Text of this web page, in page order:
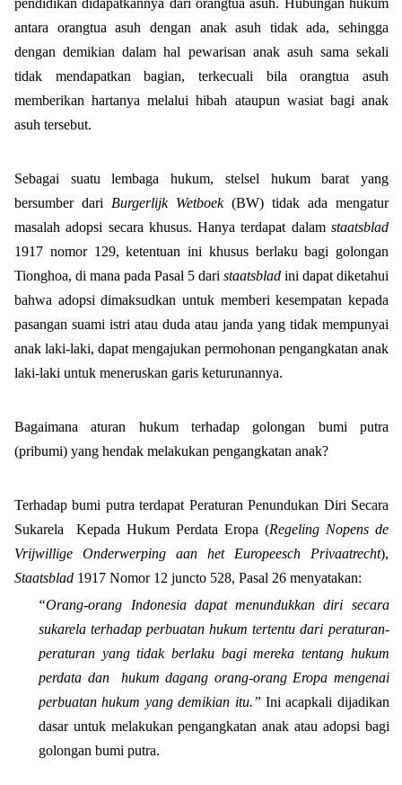
antara orangtua asuh dengan anak asuh tidak ada, sehingga
dengan demikian dalam hal pewarisan anak asuh sama sekali
tidak mendapatkan bagian, terkecuali bila orangtua asuh
memberikan hartanya melalui hibah ataupun wasiat bagi anak
asuh tersebut.
Sebagai suatu lembaga hukum, stelsel hukum barat yang
bersumber dari Burgerlijk Wetboek (BW) tidak ada mengatur
masalah adopsi secara khusus. Hanya terdapat dalam staatsblad
1917 nomor 129, ketentuan ini khusus berlaku bagi golongan
Tionghoa, di mana pada Pasal 5 dari staatsblad ini dapat diketahui
bahwa adopsi dimaksudkan untuk memberi kesempatan kepada
pasangan suami istri atau duda atau janda yang tidak mempunyai
anak laki-laki, dapat mengajukan permohonan pengangkatan anak
laki-laki untuk meneruskan garis keturunannya.
Bagaimana aturan hukum terhadap golongan bumi putra
(pribumi) yang hendak melakukan pengangkatan anak?
Terhadap bumi putra terdapat Peraturan Penundukan Diri Secara
Sukarela
Kepada Hukum Perdata Eropa (Regeling Nopens de
Vrijwillige Onderwerping aan het Europeesch Privaatrecht),
Staatsblad 1917 Nomor 12 juncto 528, Pasal 26 menyatakan:
“Orang-orang Indonesia dapat menundukkan diri secara
sukarela terhadap perbuatan hukum tertentu dari peraturan-
peraturan yang tidak berlaku bagi mereka tentang hukum
perdata dan
hukum dagang orang-orang Eropa mengenai
perbuatan hukum yang demikian itu.” Ini acapkali dijadikan
dasar untuk melakukan pengangkatan anak atau adopsi bagi
golongan bumi putra.